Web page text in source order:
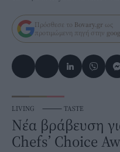
Πρόσθεσε το Bovary.gr ως
προτιμώμενη πηγή στην
LIVING ⸻ TASTE
Νέα βράβευση
Chefs’ Choice